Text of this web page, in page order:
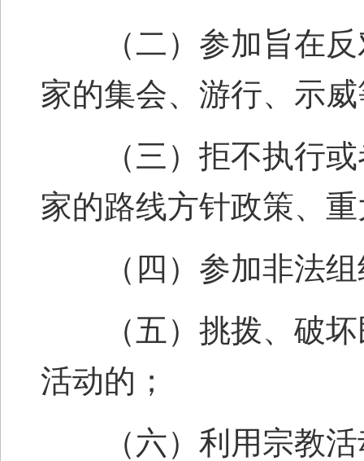
（二）参加旨在反
家的集会、游行、示
（三）拒不执行或
家的路线方针政策、
（四）参加非法组
（五）挑拨、破坏
活动的；
（六）利用宗教活